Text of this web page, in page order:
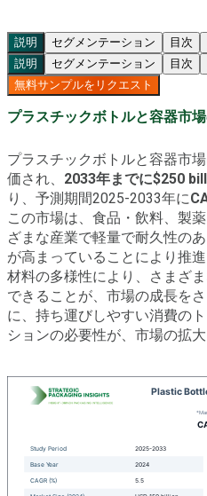
説明 セグメンテーション 目次
説明
セグメンテーション 目次
無料サンプルをリクエスト
プラスチックボトルと容器市
プラスチックボトルと容器市
価され、 2033年までに$250
り、予測期間2025-2033年に
この市場は、食品・飲料、製
ざまな産業で軽量で耐久性の
が高まっていることにより推
材料の多様性により、さまざ
できることが、市場の成長を
に、持ち運びしやすい消費の
ションの必要性が、市場の拡